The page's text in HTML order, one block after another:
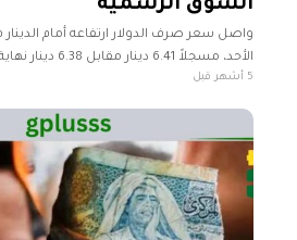
السوق الرسمية
واصل سعر صرف الدولار ارتفاعه أمام
الأحد، مسجلاً 6.41
الماضي. وأشار مصرف ليبيا المركزي إلى5 أشهر قبل